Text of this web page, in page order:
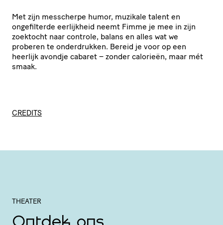
Met zijn messcherpe humor, muzikale talent en
ongefilterde eerlijkheid neemt Fimme je mee in zijn
zoektocht naar controle, balans en alles wat we
proberen te onderdrukken. Bereid je voor op een
heerlijk avondje cabaret – zonder calorieën, maar mét
smaak.
CREDITS
THEATER